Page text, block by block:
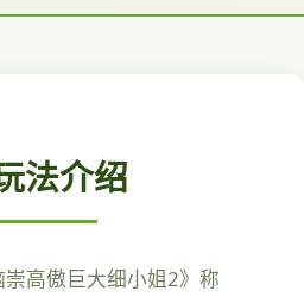
法介绍
崇高傲巨大细小姐2》称